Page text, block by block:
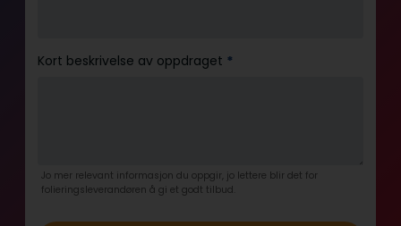
Kort beskrivelse av oppdraget *
Jo mer relevant informasjon du oppgir, jo lettere blir det for
folieringsleverandøren å gi et godt tilbud.